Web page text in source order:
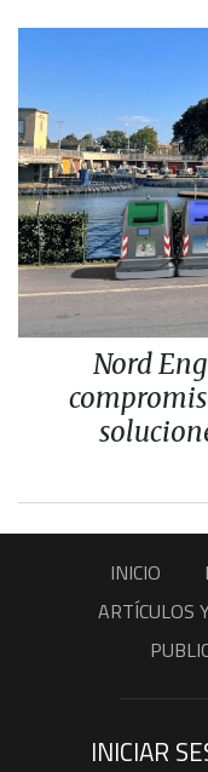
Nord
INICIO
ARTÍCULOS
INICIAR